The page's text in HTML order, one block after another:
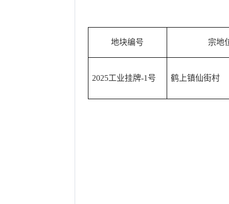
地块编号 宗地
2025工业挂牌-1号 鹤上镇仙街村